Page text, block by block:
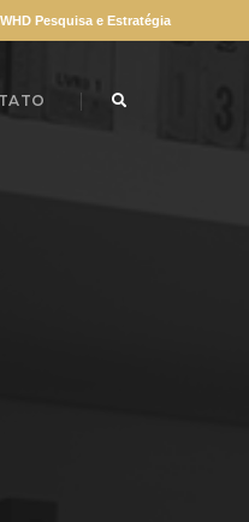
WHD Pesquisa e Estratégia